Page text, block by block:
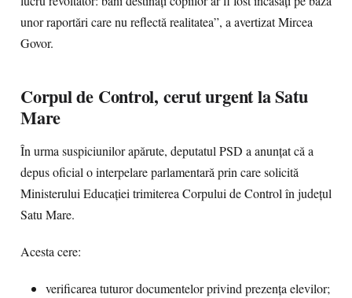
unor raportări care nu reflectă realitatea”, a avertizat Mircea
Govor.
Corpul de Control, cerut urgent la Satu
Mare
În urma suspiciunilor apărute, deputatul PSD a anunțat că a
depus oficial o interpelare parlamentară prin care solicită
Ministerului Educației trimiterea Corpului de Control în județul
Satu Mare.
Acesta cere:
verificarea tuturor documentelor privind prezența elevilor;